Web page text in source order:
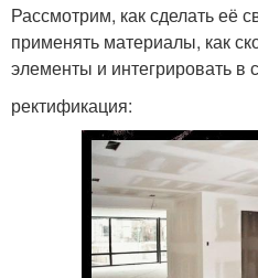
Рассмотрим, как сделать её
применять материалы, как
элементы и интегрировать в
ректификация: